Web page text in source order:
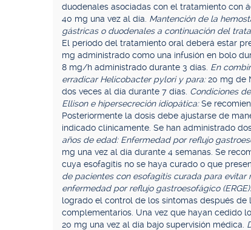
duodenales asociadas con el tratamiento con
40 mg una vez al día. Mantención de la
gástricas o duodenales a continuación del
El período del tratamiento oral deberá estar
mg administrado como una infusión en bolo
8 mg/h administrado durante 3 días. En
erradicar Helicobacter pylori y para: 20 mg de
dos veces al día durante 7 días. Condiciones
Ellison e hipersecreción idiopática:Se
Posteriormente la dosis debe ajustarse de
indicado clínicamente. Se han administrado
años de edad: Enfermedad por reflujo
mg una vez al día durante 4 semanas. Se
cuya esofagitis no se haya curado o que
de pacientes con esofagitis curada para evitar
enfermedad por reflujo gastroesofágico (ERGE):
logrado el control de los síntomas después
complementarios. Una vez que hayan cedido
20 mg una vez al día bajo supervisión médica.